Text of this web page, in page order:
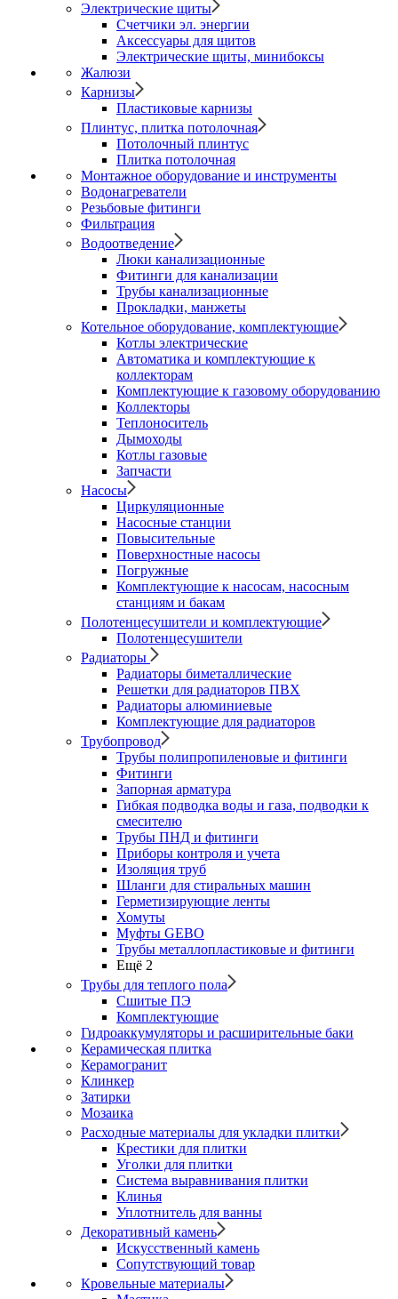
Электрические щиты
Счетчики эл. энергии
Аксессуары для щитов
Электрические щиты, минибоксы
Жалюзи
Карнизы
Пластиковые карнизы
Плинтус, плитка потолочная
Потолочный плинтус
Плитка потолочная
Монтажное оборудование и инструменты
Водонагреватели
Резьбовые фитинги
Фильтрация
Водоотведение
Люки канализационные
Фитинги для канализации
Трубы канализационные
Прокладки, манжеты
Котельное оборудование, комплектующие
Котлы электрические
Автоматика и комплектующие к
коллекторам
Комплектующие к газовому оборудованию
Коллекторы
Теплоноситель
Дымоходы
Котлы газовые
Запчасти
Насосы
Циркуляционные
Насосные станции
Повысительные
Поверхностные насосы
Погружные
Комплектующие к насосам, насосным
станциям и бакам
Полотенцесушители и комплектующие
Полотенцесушители
Радиаторы
Радиаторы биметаллические
Решетки для радиаторов ПВХ
Радиаторы алюминиевые
Комплектующие для радиаторов
Трубопровод
Трубы полипропиленовые и фитинги
Фитинги
Запорная арматура
Гибкая подводка воды и газа, подводки к
смесителю
Трубы ПНД и фитинги
Приборы контроля и учета
Изоляция труб
Шланги для стиральных машин
Герметизирующие ленты
Хомуты
Муфты GEBO
Трубы металлопластиковые и фитинги
Ещё 2
Трубы для теплого пола
Сшитые ПЭ
Комплектующие
Гидроаккумуляторы и расширительные баки
Керамическая плитка
Керамогранит
Клинкер
Затирки
Мозаика
Расходные материалы для укладки плитки
Крестики для плитки
Уголки для плитки
Система выравнивания плитки
Клинья
Уплотнитель для ванны
Декоративный камень
Искусственный камень
Сопутствующий товар
Кровельные материалы